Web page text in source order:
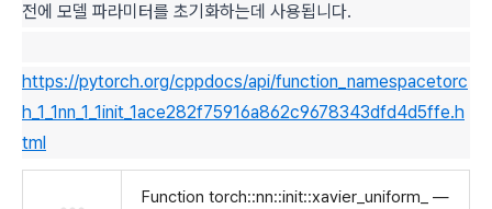
전에 모델 파라미터를 초기화하는데 사용됩니다.
https://pytorch.org/cppdocs/api/function_namespacetorc
h_1_1nn_1_1init_1ace282f75916a862c9678343dfd4d5ffe.h
tml
Function torch::nn::init::xavier_uniform_ —